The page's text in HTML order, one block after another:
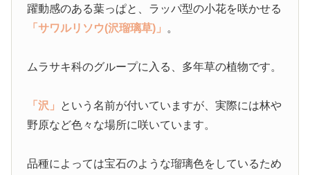
躍動感のある葉っぱと、ラッパ型の小花を咲かせる
「サワルリソウ(沢瑠璃草)」 。
ムラサキ科のグループに入る、多年草の植物です。
「沢」 という名前が付いていますが、実際には林や
野原など色々な場所に咲いています。
品種によっては宝石のような瑠璃色をしているため